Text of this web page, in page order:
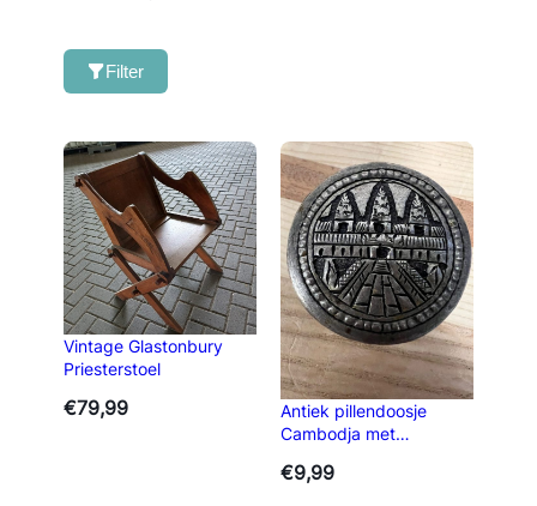
Filter
Vintage Glastonbury
Priesterstoel
€79,99
Antiek pillendoosje
Cambodja met
€9,99